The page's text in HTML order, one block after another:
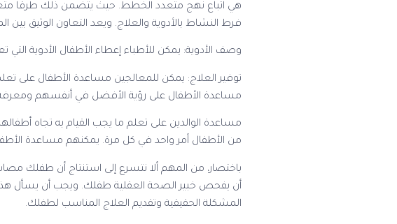
هي اتباع نهج متعدد الخطط. حيث يتضمن ذلك طرقًا
فرط النشاط بالأدوية والعلاج. ويعد التعاون الوثيق بين
وصف الأدوية: يمكن للأطباء إعطاء الأطفال الأدوية التي
توفير العلاج: يمكن للمعالجين مساعدة الأطفال على
مساعدة الأطفال على رؤية الأفضل في أنفسهم ومعرفة
مساعدة الوالدين على تعلم ما يجب القيام به تجاه
من الأطفال أمر واحد في كل مرة. يمكنهم مساعدة
باختصار، من المهم ألا نتسرع إلى استنتاج أن طفلك
أن يفحص خبير الصحة العقلية طفلك. ويجب أن يسأل هذا
المشكلة الحقيقية وتقديم العلاج المناسب لطفلك.